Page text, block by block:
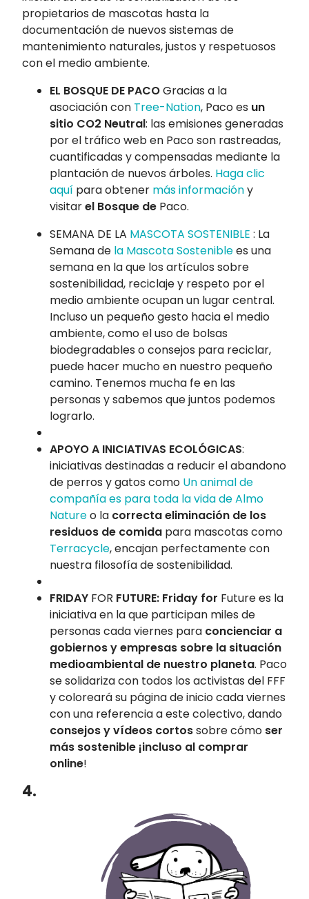
propietarios de mascotas hasta la
documentación de nuevos sistemas de
mantenimiento naturales, justos y respetuosos
con el medio ambiente.
EL BOSQUE DE PACOGracias a la
asociación con Tree-Nation, Paco es un
sitio CO2 Neutral: las emisiones generadas
por el tráfico web en Paco son rastreadas,
cuantificadas y compensadas mediante la
plantación de nuevos árboles. Haga clic
aquí para obtener más informacióny
visitarel Bosque de Paco.
SEMANA DE LA MASCOTA SOSTENIBLE : La
Semana de la Mascota Sosteniblees una
semana en la que los artículos sobre
sostenibilidad, reciclaje y respeto por el
medio ambiente ocupan un lugar central.
Incluso un pequeño gesto hacia el medio
ambiente, como el uso de bolsas
biodegradables o consejos para reciclar,
puede hacer mucho en nuestro pequeño
camino. Tenemos mucha fe en las
personas y sabemos que juntos podemos
lograrlo.
APOYO A INICIATIVAS ECOLÓGICAS:
iniciativas destinadas a reducir el abandono
de perros y gatos como Un animal de
compañía es para toda la vida de Almo
Natureo la correcta eliminación de los
residuos de comida para mascotas como
Terracycle, encajan perfectamente con
nuestra filosofía de sostenibilidad.
FRIDAY FOR FUTURE: Friday for Future es la
iniciativa en la que participan miles de
personas cada viernes para concienciar a
gobiernos y empresas sobre la situación
medioambiental de nuestro planeta. Paco
se solidariza con todos los activistas del FFF
y coloreará su página de inicio cada viernes
con una referencia a este colectivo, dando
consejos y vídeos cortossobre cómo ser
más sostenible ¡incluso al comprar
online!
4.